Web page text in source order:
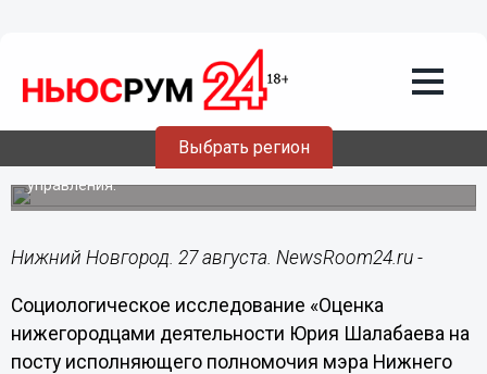
Выбрать регион
Более половины нижегородцев не
знают о деятельности Шалабаева
Социологический опрос провел научно-
исследовательский Институт проблем социального
управления.
Нижний Новгород. 27 августа. NewsRoom24.ru -
Социологическое исследование «Оценка
нижегородцами деятельности Юрия Шалабаева на
посту исполняющего полномочия мэра Нижнего